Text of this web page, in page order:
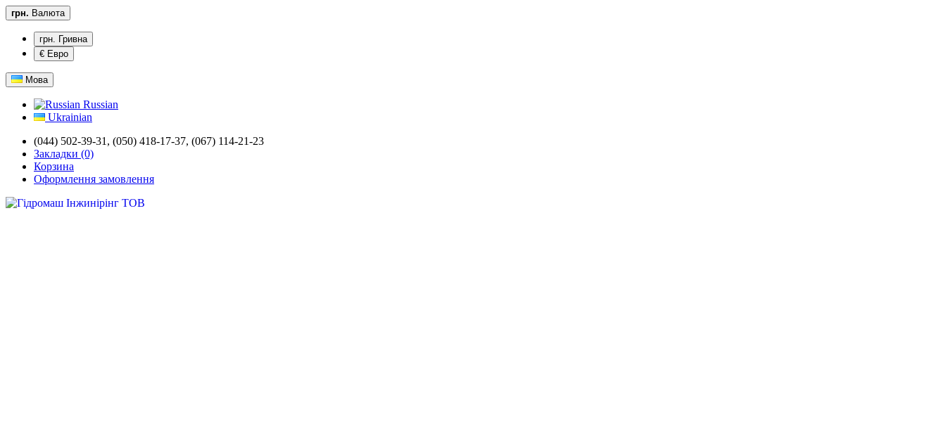
грн. Валюта
грн. Гривна
€ Евро
Мова
Russian
Ukrainian
(044) 502-39-31, (050) 418-17-37, (067) 114-21-23
Закладки (0)
Корзина
Оформлення замовлення